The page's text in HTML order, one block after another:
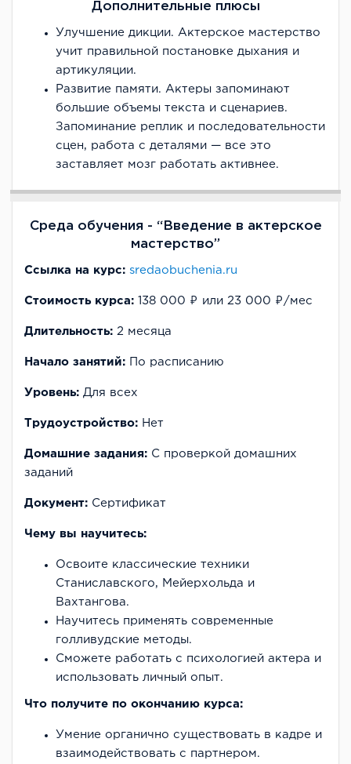
Дополнительные плюсы
Улучшение дикции. Актерское мастерство
учит правильной постановке дыхания и
артикуляции.
Развитие памяти. Актеры запоминают
большие объемы текста и сценариев.
Запоминание реплик и последовательности
сцен, работа с деталями — все это
заставляет мозг работать активнее.
Среда обучения - “Введение в актерское
мастерство”
Ссылка на курс: sredaobuchenia.ru
Стоимость курса: 138 000 ₽ или 23 000 ₽/мес
Длительность: 2 месяца
Начало занятий: По расписанию
Уровень: Для всех
Трудоустройство: Нет
Домашние задания: С проверкой домашних
заданий
Документ: Сертификат
Чему вы научитесь:
Освоите классические техники
Станиславского, Мейерхольда и
Вахтангова.
Научитесь применять современные
голливудские методы.
Сможете работать с психологией актера и
использовать личный опыт.
Что получите по окончанию курса:
Умение органично существовать в кадре и
взаимодействовать с партнером.